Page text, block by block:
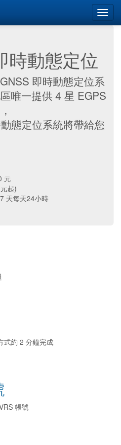
時動態定位
即時動態定位系
唯一提供 4 星 EGPS
態定位系統將帶給您
元
起)
天每天24小時
式約 2 分鐘完成
帳號